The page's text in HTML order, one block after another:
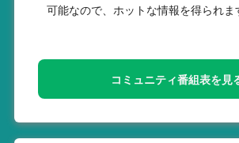
可能なので、ホットな情報を得られま
コミュニティ番組表を見